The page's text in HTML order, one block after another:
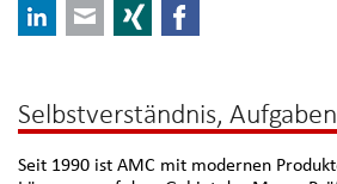
LinkedInE-mail Xing
Selbstverständnis,
Seit 1990 ist AMC mit modernen